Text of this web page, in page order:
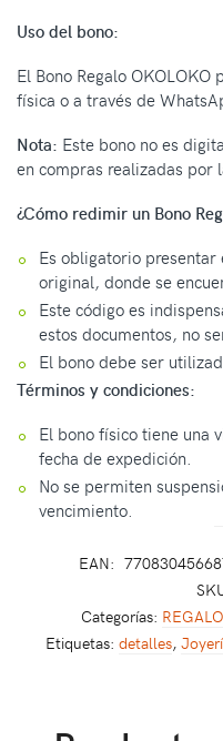
Uso del bono:
El Bono Regalo
física o a través de
Nota: Este bono no es
en compras realizadas por
¿Cómo redimir un Bono
Es obligatorio presentar
original, donde se
Este código es
estos documentos, no
El bono debe ser
Términos y condiciones:
El bono físico tiene una
fecha de expedición.
No se permiten
vencimiento.
EAN:
Categorías:
Etiquetas: detalles,